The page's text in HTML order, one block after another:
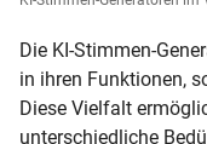
Die KI-Stimmen-
in ihren Funktionen,
Diese Vielfalt
unterschiedliche